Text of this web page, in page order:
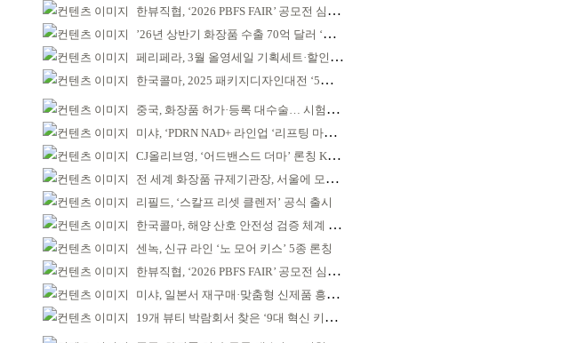
한뷰직협, ‘2026 PBFS FAIR’ 공모전 심사 성료
’26년 상반기 화장품 수출 70억 달러 ‘역대 최고’
페리페라, 3월 올영세일 기획세트·할인 선봬
한국콜마, 2025 패키지디자인대전 ‘5관왕’
중국, 화장품 허가·등록 대수술… 시험자료 공용 허용
미샤, ‘PDRN NAD+ 라인업 ‘리프팅 마스크’ 출시
CJ올리브영, ‘어드밴스드 더마’ 론칭 K더마 육성 박차
전 세계 화장품 규제기관장, 서울에 모인다
리필드, ‘스칼프 리셋 클렌저’ 공식 출시
한국콜마, 해양 산호 안전성 검증 체계 구축
센녹, 신규 라인 ‘노 모어 키스’ 5종 론칭
한뷰직협, ‘2026 PBFS FAIR’ 공모전 심사 성료
미샤, 일본서 재구매·맞춤형 신제품 흥행 ‘쌍끌이’
19개 뷰티 박람회서 찾은 ‘9대 혁신 키워드’